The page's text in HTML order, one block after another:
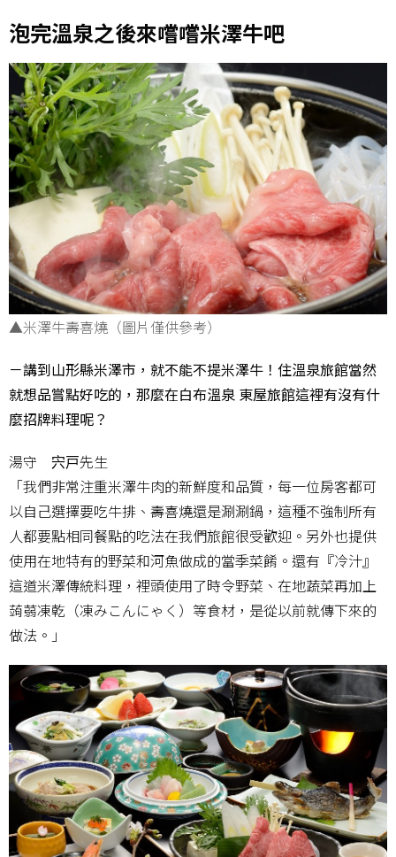
泡完溫泉之後來嚐嚐米澤牛吧
▲米澤牛壽喜燒（圖片僅供參考）
－講到山形縣米澤市，就不能不提米澤牛！住溫泉旅館當然
就想品嘗點好吃的，那麼在白布溫泉 東屋旅館這裡有沒有什
麼招牌料理呢？
湯守 宍戸先生
「我們非常注重米澤牛肉的新鮮度和品質，每一位房客都可
以自己選擇要吃牛排、壽喜燒還是涮涮鍋，這種不強制所有
人都要點相同餐點的吃法在我們旅館很受歡迎。另外也提供
使用在地特有的野菜和河魚做成的當季菜餚。還有『冷汁』
這道米澤傳統料理，裡頭使用了時令野菜、在地蔬菜再加上
蒟蒻凍乾（凍みこんにゃく）等食材，是從以前就傳下來的
做法。」